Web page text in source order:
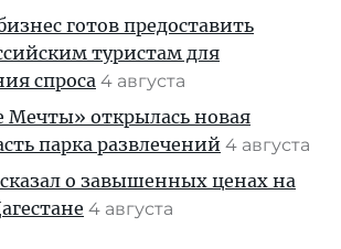
готов предоставить
туристам для
спроса 4 августа
Мечты» открылась новая
парка развлечений 4 августа
о завышенных ценах на
4 августа